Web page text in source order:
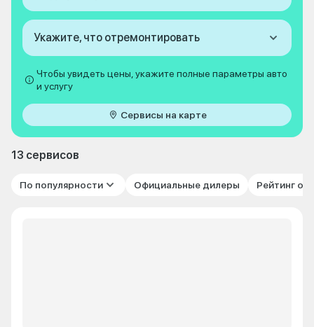
Укажите, что отремонтировать
Чтобы увидеть цены, укажите полные параметры авто
и услугу
Сервисы на карте
13 сервисов
По популярности Официальные дилеры Рейтинг